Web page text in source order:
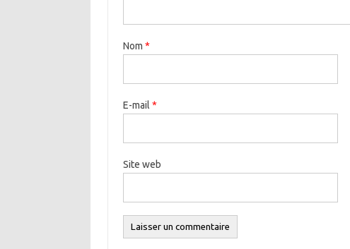
Nom *
E-mail *
Site web